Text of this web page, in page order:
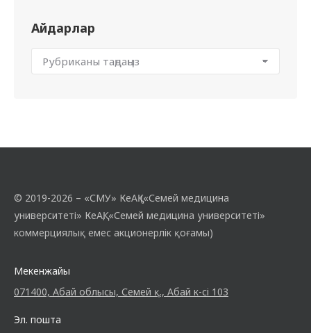
Айдарлар
© 2019-2026 – «СМУ» КеАҚ («Семей медицина
университеті» КеАҚ, «Семей медицина университеті»
коммерциялық емес акционерлік қоғамы)
Мекенжайы
071400, Абай облысы, Семей қ., Абай к-сі 103
Эл. пошта